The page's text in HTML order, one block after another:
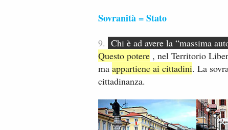
Sovranità = Stato​
9. Chi è ad avere la “massima
Questo potere , nel Territorio
ma appartiene​ ​ai cittadini​. ​La
cittadinanza.​